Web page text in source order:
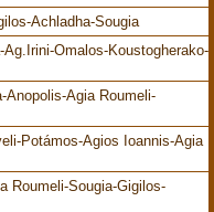
Achladha-Sougia
Omalos-Koustogherako-
Anopolis-Agia Roumeli-
Potámos-Agios Ioannis-Agia
Roumeli-Sougia-Gigilos-